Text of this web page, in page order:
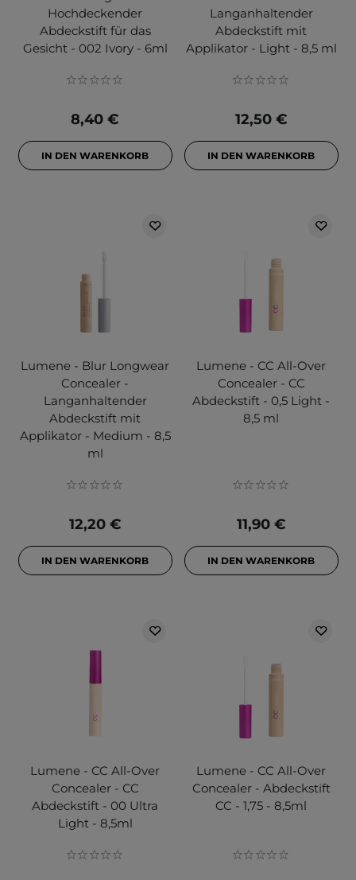
Hochdeckender
Abdeckstift für das
Gesicht - 002 Ivory - 6ml
8,40 €
IN DEN WARENKORB
Langanhaltender
Abdeckstift mit
Applikator - Light - 8,5 ml
12,50 €
IN DEN WARENKORB
Lumene - Blur Longwear
Concealer -
Langanhaltender
Abdeckstift mit
Applikator - Medium - 8,5
ml
12,20 €
IN DEN WARENKORB
Lumene - CC All-Over
Concealer - CC
Abdeckstift - 0,5 Light -
8,5 ml
11,90 €
IN DEN WARENKORB
Lumene - CC All-Over
Concealer - CC
Abdeckstift - 00 Ultra
Light - 8,5ml
Lumene - CC All-Over
Concealer - Abdeckstift
CC - 1,75 - 8,5ml